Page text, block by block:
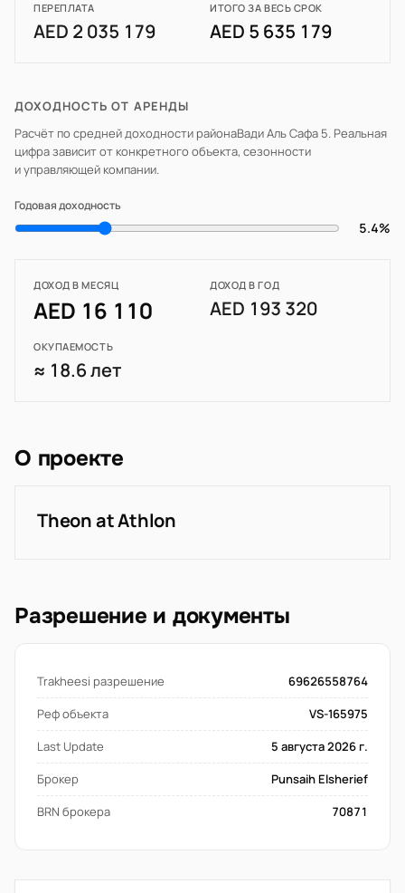
ПЕРЕПЛАТА
AED 2 035 179
ИТОГО ЗА ВЕСЬ СРОК
AED 5 635 179
ДОХОДНОСТЬ ОТ АРЕНДЫ
Расчёт по средней доходности районаВади Аль Сафа 5. Реальная
цифра зависит от конкретного объекта, сезонности
и управляющей компании.
Годовая доходность
5.4%
ДОХОД В МЕСЯЦ
AED 16 110
ДОХОД В ГОД
AED 193 320
ОКУПАЕМОСТЬ
≈ 18.6 лет
О проекте
Theon at Athlon
Разрешение и документы
Trakheesi разрешение
69626558764
Реф объекта
VS-165975
Last Update
5 августа 2026 г.
Брокер
Punsaih Elsherief
BRN брокера
70871